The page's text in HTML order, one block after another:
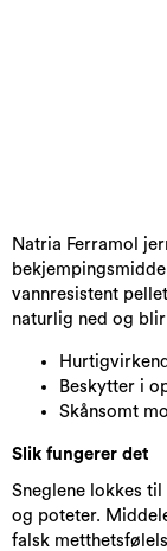
Natria Ferramol
vannresistent
naturlig ned og
Beskytter i
Skånsomt
Slik fungerer det
Sneglene lokkes
og poteter.
falsk